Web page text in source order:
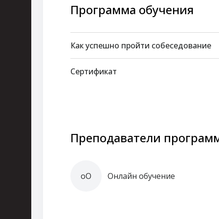
Программа обучения
Как успешно пройти собеседование
Сертификат
Преподаватели
оО Онлайн обучение